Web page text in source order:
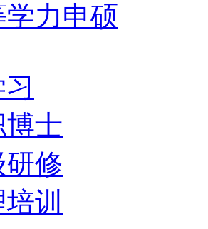
学力申硕
士
修
训